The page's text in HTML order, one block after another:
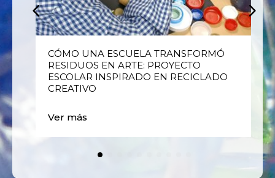
CÓMO UNA ESCUELA TRANSFORMÓ
RESIDUOS EN ARTE: PROYECTO
ESCOLAR INSPIRADO EN RECICLADO
CREATIVO
Ver más